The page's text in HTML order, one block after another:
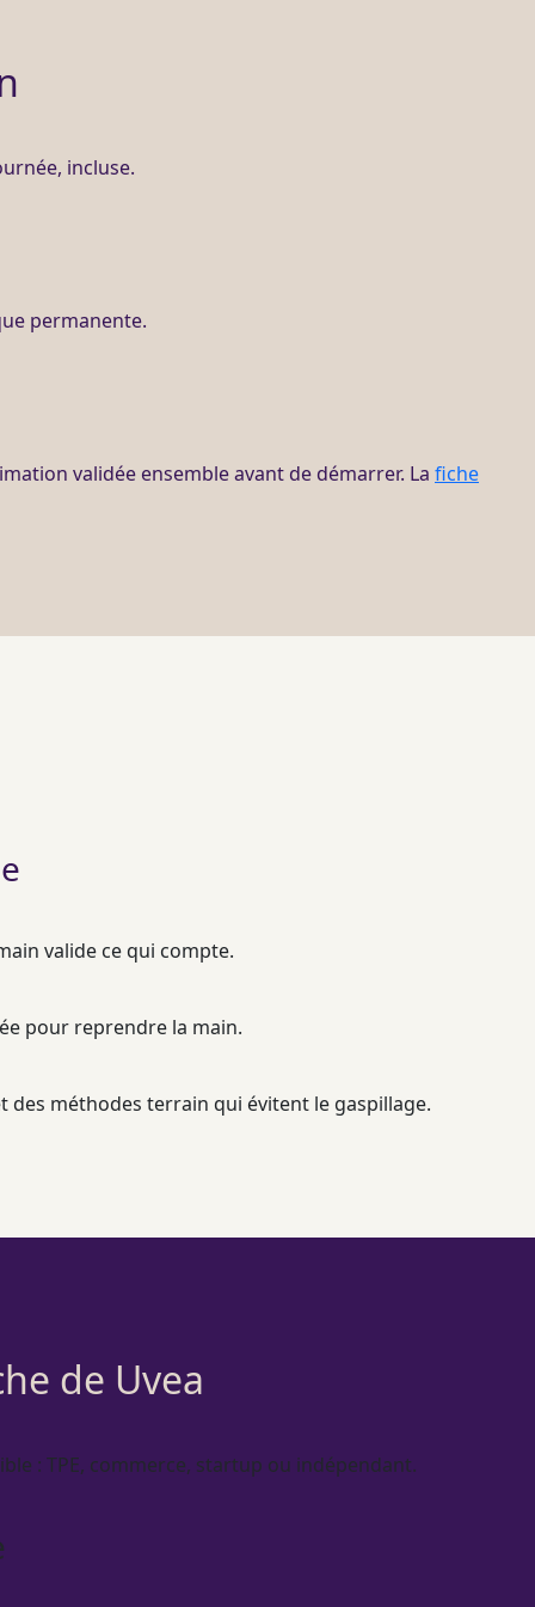
incluse.
permanente.
validée ensemble avant de démarrer. La fiche
valide ce qui compte.
pour reprendre la main.
des méthodes terrain qui évitent le gaspillage.
de Uvea
: TPE, commerce, startup ou indépendant.